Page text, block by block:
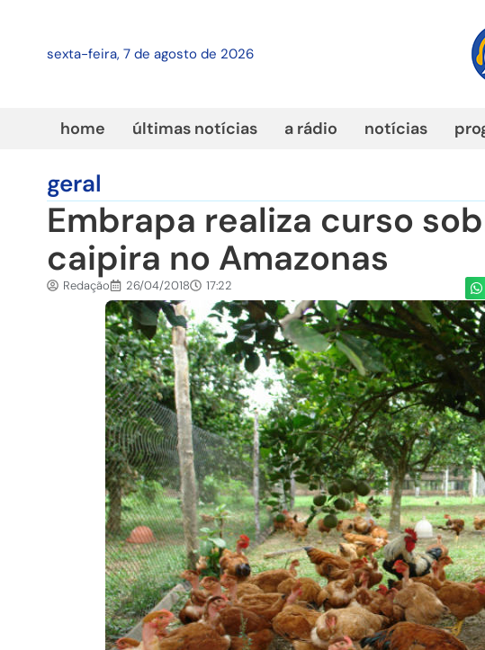
sexta-feira, 7 de agosto de 2026
home últimas notícias a rádio notícias
geral
Embrapa realiza curso
caipira no Amazonas
Redação 26/04/2018 17:22